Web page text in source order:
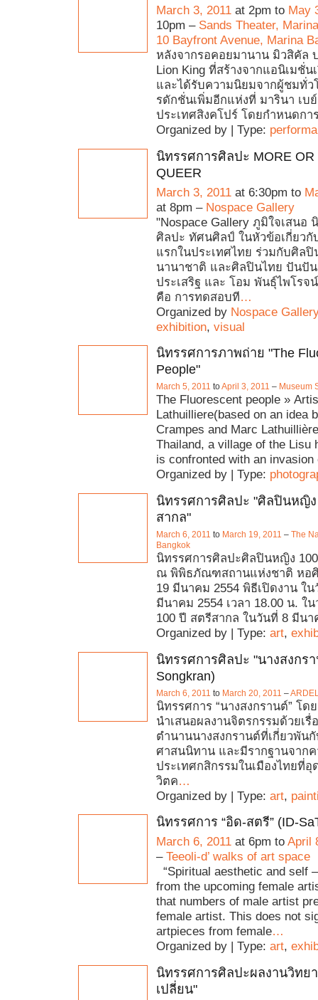
March 3, 2011 at 2pm to May
10pm – Sands Theater,
10 Bayfront Avenue, Marina
หลังจากรอคอยมานาน มิวสิคัล
Lion King ที่สร้างจากแอนิเมชั่น
และได้รับความนิยมจากผู้ชมทั่ว
รดักชั่นเพิ่มอีกแห่งที่ มารินา เบ
ประเทศสิงคโปร์ โดยกำหนดกา
Organized by | Type:
นิทรรศการศิลปะ MORE OR
QUEER
March 3, 2011 at 6:30pm to
at 8pm – Nospace Gallery
"Nospace Gallery ภูมิใจเสนอ
ศิลปะ ทัศนศิลป์ ในหัวข้อเกี่ยวกั
แรกในประเทศไทย ร่วมกับศิลปิ
นานาชาติ และศิลปินไทย ปันปั
ประเสริฐ และ โอม พันธุ์ไพโรจ
คือ การทดสอบที…
Organized by Nospace
exhibition, visual
นิทรรศการภาพถ่าย "The
People"
March 5, 2011 toApril 3, 2011 – Museum
The Fluorescent people »
Lathuilliere(based on an idea
Crampes and Marc
Thailand, a village of the Lisu
is confronted with an invasion
Organized by | Type:
นิทรรศการศิลปะ "ศิลปินหญิง
สากล"
March 6, 2011 to March 19, 2011 – The
Bangkok
นิทรรศการศิลปะศิลปินหญิง
ณ พิพิธภัณฑสถานแห่งชาติ หอ
19 มีนาคม 2554 พิธีเปิดงาน ใ
มีนาคม 2554 เวลา 18.00 น. ใ
100 ปี สตรีสากล ในวันที่ 8 มีนา
Organized by | Type: art,
นิทรรศการศิลปะ "นางสงกร
Songkran)
March 6, 2011 to March 20, 2011 –
นิทรรศการ “นางสงกรานต์” โ
นำเสนอผลงานจิตรกรรมด้วยเรื่
ตำนานนางสงกรานต์ที่เกี่ยวพันกั
ศาสนนิทาน และมีรากฐานจากค
ประเทศกสิกรรมในเมืองไทยที่
วิตค…
Organized by | Type: art,
นิทรรศการ “อิด-สตรี” (ID-
March 6, 2011 at 6pm to April
– Teeoli-d’ walks of art space
“Spiritual aesthetic and self
from the upcoming female
that numbers of male artist
female artist. This does not
artpieces from female…
Organized by | Type: art,
นิทรรศการศิลปะผลงานวิทย
เปลี่ยน"